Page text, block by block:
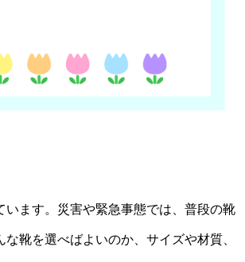
ます。災害や緊急事態では、普段の靴
靴を選べばよいのか、サイズや材質、